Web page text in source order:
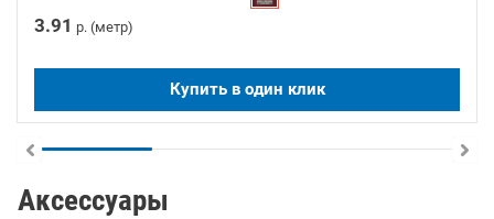
3.91 р. (метр)
Купить в один клик
Аксессуары